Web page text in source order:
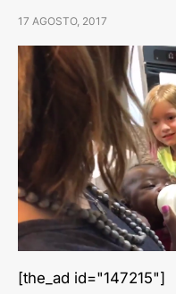
17 AGOSTO, 2017
[the_ad id="147215"]